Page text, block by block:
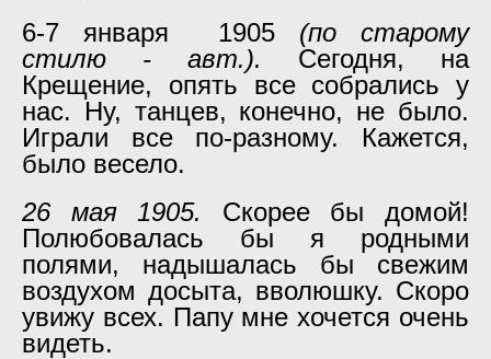
6-7 января 1905 (по старому
стилю - авт.).
Сегодня, на
Крещение, опять все собрались у
нас. Ну, танцев, конечно, не было.
Играли все по-разному. Кажется,
было весело.
26 мая 1905. Скорее бы домой!
Полюбовалась бы я родными
полями, надышалась бы свежим
воздухом досыта, вволюшку. Скоро
увижу всех. Папу мне хочется очень
видеть.